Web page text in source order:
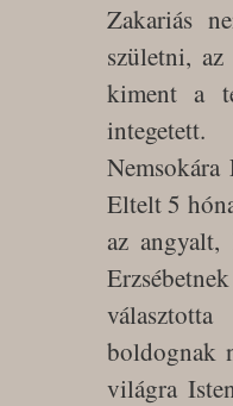
Zakariás
születni,
kiment a
integetett.
Eltelt 5
az angyalt,
boldognak
világra